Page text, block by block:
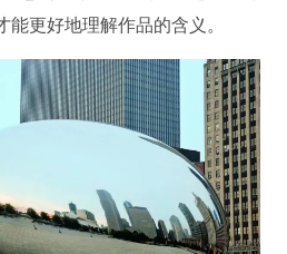
更好地理解作品的含义。